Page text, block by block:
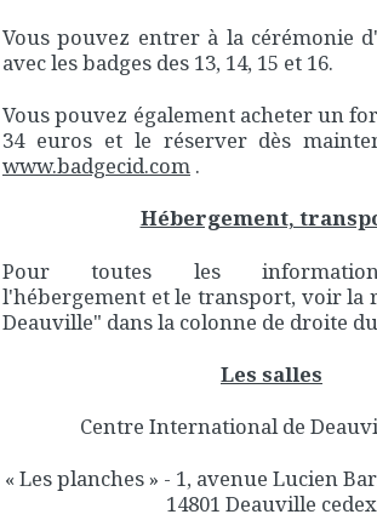
Vous pouvez entrer à la cérémonie
avec les badges des 13, 14, 15 et 16.
Vous pouvez également acheter un
34 euros et le réserver dès
www.badgecid.com .
Hébergement,
Pour toutes les
l'hébergement et le transport, voir la
Deauville" dans la colonne de droite
Les salles
Centre International de
« Les planches » - 1, avenue Lucien
14801 Deauville cedex